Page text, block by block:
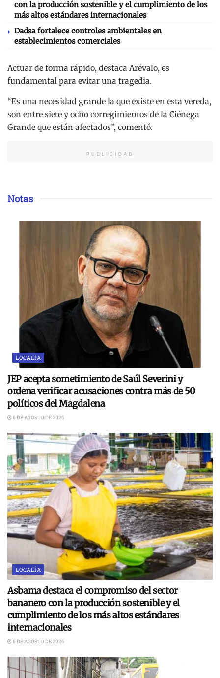
con la producción sostenible y el cumplimiento de los
más altos estándares internacionales
Dadsa fortalece controles ambientales en
establecimientos comerciales
Actuar de forma rápido, destaca Arévalo, es
fundamental para evitar una tragedia.
“Es una necesidad grande la que existe en esta vereda,
son entre siete y ocho corregimientos de la Ciénega
Grande que están afectados”, comentó.
PUBLICIDAD
Notas
LOCALÍA
JEP acepta sometimiento de Saúl Severini y
ordena verificar acusaciones contra más de 50
políticos del Magdalena
6 DE AGOSTO DE 2026
LOCALÍA
Asbama destaca el compromiso del sector
bananero con la producción sostenible y el
cumplimiento de los más altos estándares
internacionales
6 DE AGOSTO DE 2026